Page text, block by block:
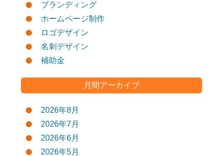
ブランディング
ホームページ制作
ロゴデザイン
名刺デザイン
補助金
月間アーカイブ
2026年8月
2026年7月
2026年6月
2026年5月